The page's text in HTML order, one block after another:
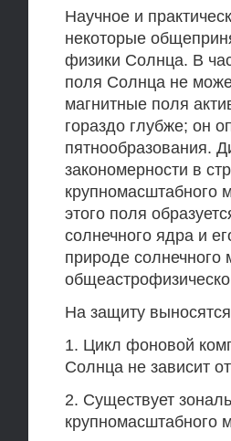
Научное и
некоторые
физики Солнца. В
поля Солнца не
магнитные поля
гораздо глубже; он
пятнообразования.
закономерности в
крупномасштабного
этого поля
солнечного ядра и
природе
На защиту
1. Цикл фоновой
Солнца не зависит
2. Существует
крупномасштабного